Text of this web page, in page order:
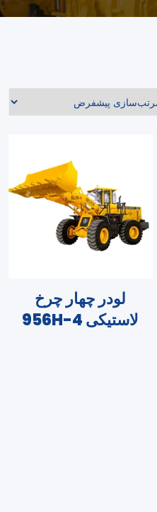
لودر چهار چرخ
لاستیکی 956H-4